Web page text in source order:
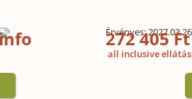
Érvényes:
272 405
all inclusive